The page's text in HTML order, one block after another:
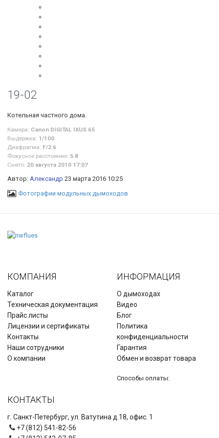
19-02
Котельная частного дома.
Камера: Canon DIGITAL IXUS 65
Выдержка: 1/100
Диафрагма: F/2.6
Фокусное расстояние: 5.8
Снято: 20 августа 2010 17:07
Автор: Александр 23 марта 2016 10:25
Фотографии модульных дымоходов
КОМПАНИЯ
Каталог
Техническая документация
Прайс листы
Лицензии и сертификаты
Контакты
Наши сотрудники
О компании
ИНФОРМАЦИЯ
О дымоходах
Видео
Блог
Политика
конфиденциальности
Гарантия
Обмен и возврат товара
Способы оплаты:
КОНТАКТЫ
г. Санкт-Петербург, ул. Ватутина д.18, офис. 1
+7 (812) 541-82-56